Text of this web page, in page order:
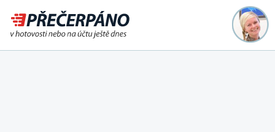
Půjčka ještě dnes na účet
nebo i v hotovosti